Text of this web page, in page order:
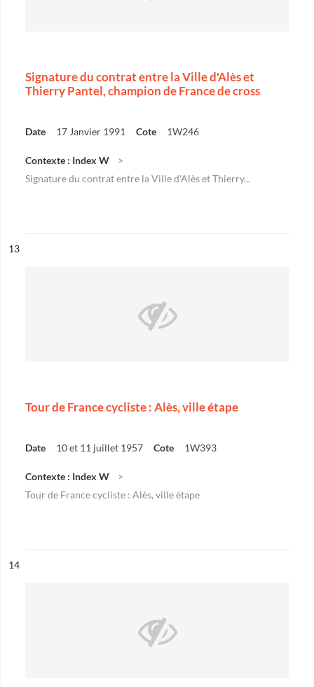
Signature du contrat entre la Ville d'Alès et
Thierry Pantel, champion de France de cross
Date 17 Janvier 1991 Cote 1W246
Contexte : Index W
Signature du contrat entre la Ville d'Alès et Thierry...
n°
13
Tour de France cycliste : Alès, ville étape
Date 10 et 11 juillet 1957 Cote 1W393
Contexte : Index W
Tour de France cycliste : Alès, ville étape
n°
14